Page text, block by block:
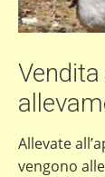
Allevate
vengono